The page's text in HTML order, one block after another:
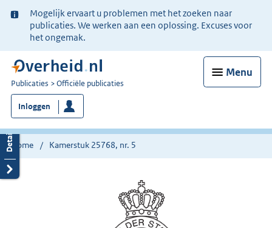
Ter
informatie:
Mogelijk ervaart u problemen met het zoeken naar
publicaties. We werken aan een oplossing. Excuses voor
het ongemak.
Menu
U
bent
nu
hier:
Publicaties Officiële publicaties
Inloggen
Home Kamerstuk 25768, nr. 5